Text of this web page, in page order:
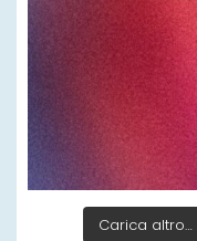
Carica altro…